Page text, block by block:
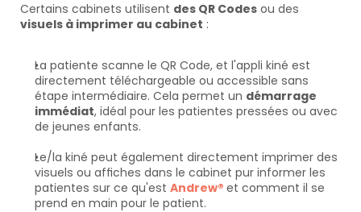
Certains cabinets utilisent des QR Codes
visuels à imprimer au cabinet :
La patiente scanne le QR Code, et l'appli kiné est
directement téléchargeable ou accessible sans
étape intermédiaire. Cela permet un démarrage
immédiat, idéal pour les patientes pressées ou avec
de jeunes enfants.
Le/la kiné peut également directement imprimer des
visuels ou affiches dans le cabinet pur informer les
patientes sur ce qu'est Andrew® et comment il se
prend en main pour le patient.